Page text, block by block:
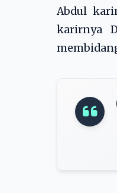
Abdul
karirnya